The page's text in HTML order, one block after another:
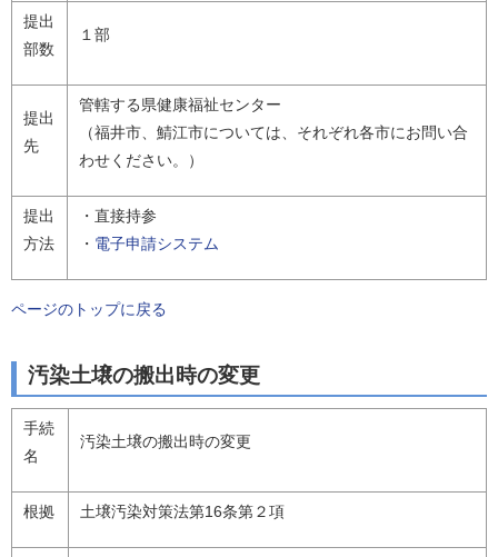
提出
部数
１部
提出
先
管轄する県健康福祉センター
（福井市、鯖江市については、それぞれ各市にお問い合
わせください。）
提出
方法
・直接持参
・ 電子申請システム
ページのトップに戻る
汚染土壌の搬出時の変更
手続
名
汚染土壌の搬出時の変更
根拠 土壌汚染対策法第16条第２項